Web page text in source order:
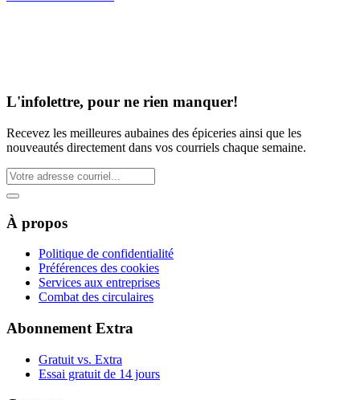
L'infolettre, pour ne rien manquer!
Recevez les meilleures aubaines des épiceries ainsi que les
nouveautés directement dans vos courriels chaque semaine.
À propos
Politique de confidentialité
Préférences des cookies
Services aux entreprises
Combat des circulaires
Abonnement Extra
Gratuit vs. Extra
Essai gratuit de 14 jours